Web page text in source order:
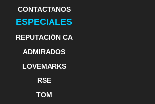
CONTACTANOS
ESPECIALES
REPUTACIÓN CA
ADMIRADOS
LOVEMARKS
RSE
TOM